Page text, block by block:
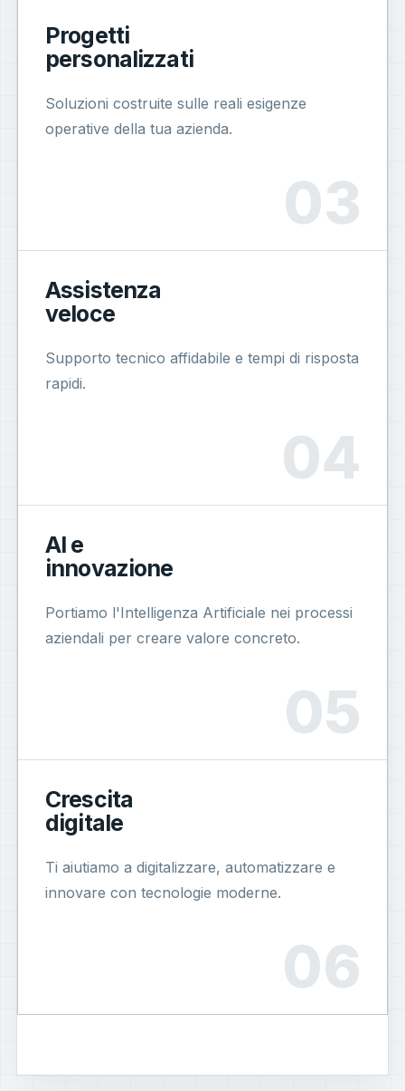
Progetti
personalizzati
Soluzioni costruite sulle reali esigenze
operative della tua azienda.
Assistenza
veloce
Supporto tecnico affidabile e tempi di risposta
rapidi.
AI e
innovazione
Portiamo l'Intelligenza Artificiale nei processi
aziendali per creare valore concreto.
Crescita
digitale
Ti aiutiamo a digitalizzare, automatizzare e
innovare con tecnologie moderne.